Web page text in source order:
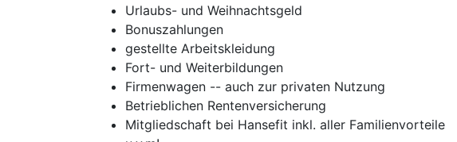
Urlaubs- und Weihnachtsgeld
Bonuszahlungen
gestellte Arbeitskleidung
Fort- und Weiterbildungen
Firmenwagen -- auch zur privaten Nutzung
Betrieblichen Rentenversicherung
Mitgliedschaft bei Hansefit inkl. aller Familienvorteile